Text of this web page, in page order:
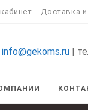
Доставка
info@gekoms.ru |